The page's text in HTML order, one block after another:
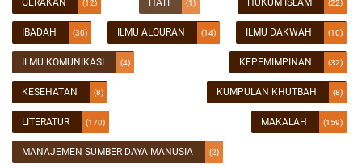
GERAKAN (12) HATI (1) HUKUM ISLAM (22)
IBADAH (30) ILMU ALQURAN (14) ILMU DAKWAH (10)
ILMU KOMUNIKASI (4) KEPEMIMPINAN (32)
KESEHATAN (8) KUMPULAN KHUTBAH (8)
LITERATUR (170) MAKALAH (159)
MANAJEMEN SUMBER DAYA MANUSIA (2)